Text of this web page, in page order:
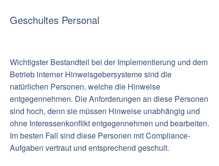
Geschultes Personal
Wichtigster Bestandteil bei der Implementierung und dem
Betrieb interner Hinweisgebersysteme sind die
natürlichen Personen, welche die Hinweise
entgegennehmen. Die Anforderungen an diese Personen
sind hoch, denn sie müssen Hinweise unabhängig und
ohne Interessenkonflikt entgegennehmen und bearbeiten.
Im besten Fall sind diese Personen mit Compliance-
Aufgaben vertraut und entsprechend geschult.